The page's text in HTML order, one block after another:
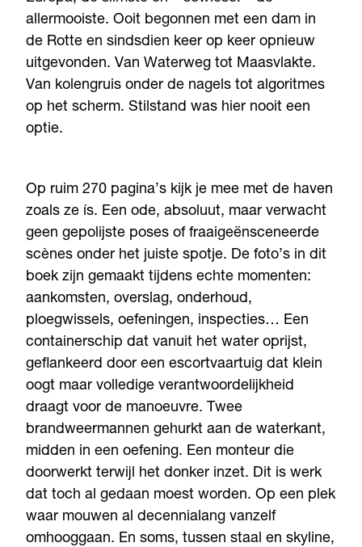
allermooiste. Ooit begonnen met een dam in
de Rotte en sindsdien keer op keer opnieuw
uitgevonden. Van Waterweg tot Maasvlakte.
Van kolengruis onder de nagels tot algoritmes
op het scherm. Stilstand was hier nooit een
optie.
Op ruim 270 pagina’s kijk je mee met de haven
zoals ze ís. Een ode, absoluut, maar verwacht
geen gepolijste poses of fraaigeënsceneerde
scènes onder het juiste spotje. De foto’s in dit
boek zijn gemaakt tijdens echte momenten:
aankomsten, overslag, onderhoud,
ploegwissels, oefeningen, inspecties… Een
containerschip dat vanuit het water oprijst,
geflankeerd door een escortvaartuig dat klein
oogt maar volledige verantwoordelijkheid
draagt voor de manoeuvre. Twee
brandweermannen gehurkt aan de waterkant,
midden in een oefening. Een monteur die
doorwerkt terwijl het donker inzet. Dit is werk
dat toch al gedaan moest worden. Op een plek
waar mouwen al decennialang vanzelf
omhooggaan. En soms, tussen staal en skyline,